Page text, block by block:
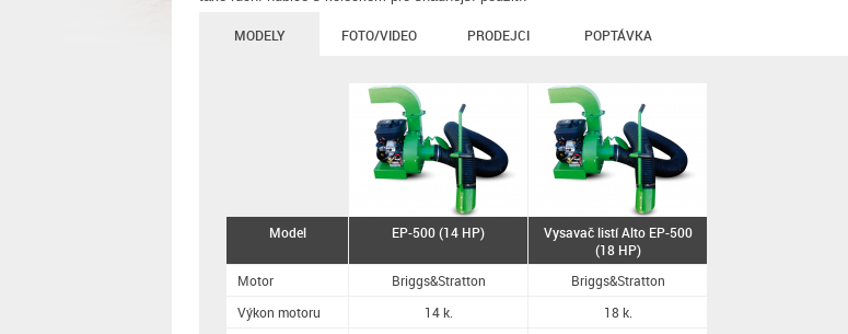
MODELY FOTO/VIDEO PRODEJCI POPTÁVKA
Model
Motor
Výkon motoru
EP-500 (14 HP)
Vysavač listí Alto EP-500
(18 HP)
Briggs&Stratton
Briggs&Stratton
14 k.
18 k.